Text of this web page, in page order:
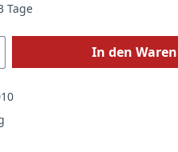
Tage
Gib denIn den